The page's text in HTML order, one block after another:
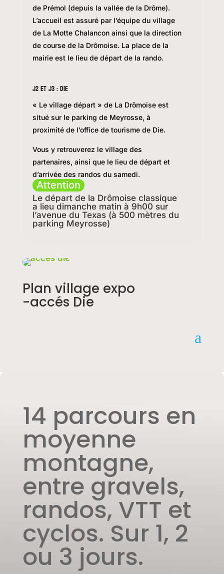
de Prémol (depuis la vallée de la Drôme).
L’accueil est assuré par l’équipe du village
de La Motte Chalancon ainsi que la direction
de course de la Drômoise. La place de la
mairie est le lieu de départ de la rando.
J2 et J3 : DIE
« Le village départ » de La Drômoise est
situé sur le parking de Meyrosse, à
proximité de l’office de tourisme de Die.
Vous y retrouverez le village des
partenaires, ainsi que le lieu de départ et
d’arrivée des randos du samedi.
Attention
Le départ de la Drômoise classique
a lieu dimanche matin à 9h00 sur
l’avenue du Texas (à 500 mètres du
parking Meyrosse)
Plan village expo
-accés Die
a
14 parcours en
moyenne
montagne,
entre gravels,
randos, VTT et
cyclos. Sur 1, 2
ou 3 jours.